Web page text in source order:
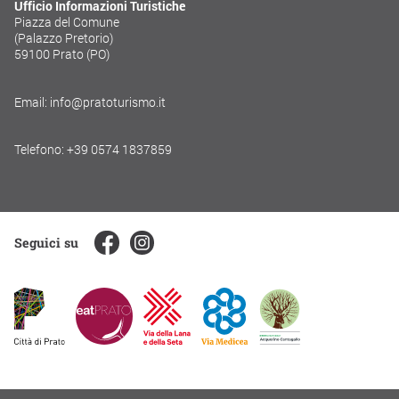
Ufficio Informazioni Turistiche
Piazza del Comune
(Palazzo Pretorio)
59100 Prato (PO)
Email: info@pratoturismo.it
Telefono: +39 0574 1837859
Seguici su